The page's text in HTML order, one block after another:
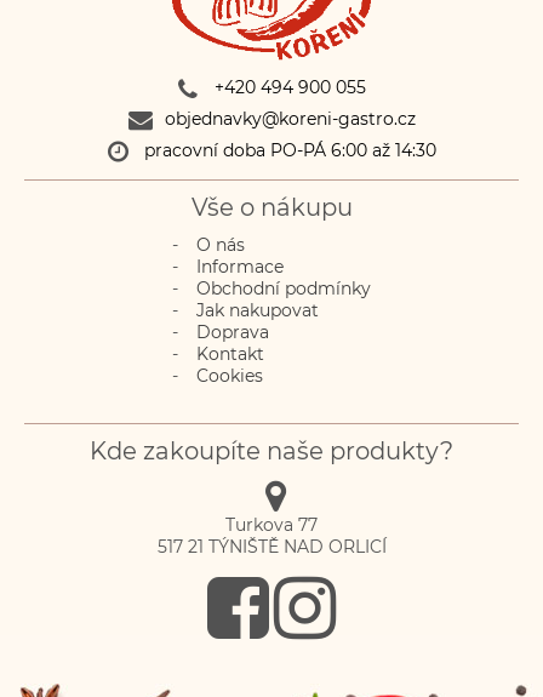
+420 494 900 055
objednavky@koreni-gastro.cz
pracovní doba PO-PÁ 6:00 až 14:30
Vše o nákupu
O nás
Informace
Obchodní podmínky
Jak nakupovat
Doprava
Kontakt
Cookies
Kde zakoupíte naše produkty?
Turkova 77
517 21 TÝNIŠTĚ NAD ORLICÍ